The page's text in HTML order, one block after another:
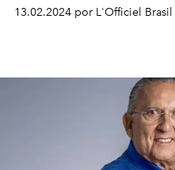
13.02.2024 por L'Officiel Brasil